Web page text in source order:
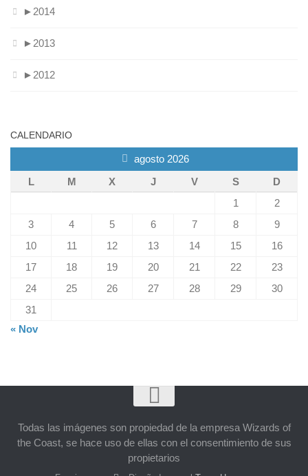
► 2014
► 2013
► 2012
CALENDARIO
agosto 2026
L
M X J V S
D
1
2
3
4 5 6 7 8
9
10
11 12 13 14 15
16
17
18 19 20 21 22
23
24
25 26 27 28 29
30
31
« Nov
Todas las imágenes son propiedad de la empresa Wizards of
the Coast, se hace uso de ellas con el consentimiento de sus
propietarios